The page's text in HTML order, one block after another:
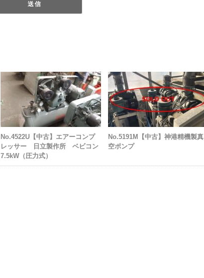
No.4522U【中古】エアーコンプ
レッサー 日立製作所 ベビコン
7.5kW（圧力式）
No.5191M【中古】神港精機製真
空ポンプ